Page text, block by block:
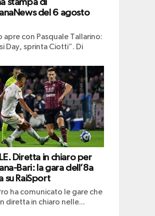
stampa di
del 6 agosto
apre con Pasquale Tallarino:
Day, sprinta Ciotti”. Di
Diretta in chiaro per
Bari: la gara dell’8a
su RaiSport
ha comunicato le gare che
diretta in chiaro nelle...